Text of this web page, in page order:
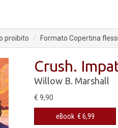
proibito Formato Copertina
Crush.
Willow B. Marshall
€ 9,90
eBook € 6,99